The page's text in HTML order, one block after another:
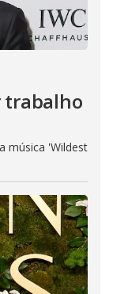
trabalho
música 'Wildest